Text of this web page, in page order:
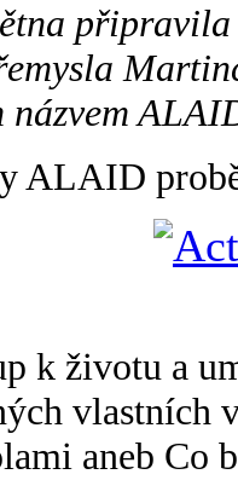
ALAID
k životu a
vlastních
aneb Co